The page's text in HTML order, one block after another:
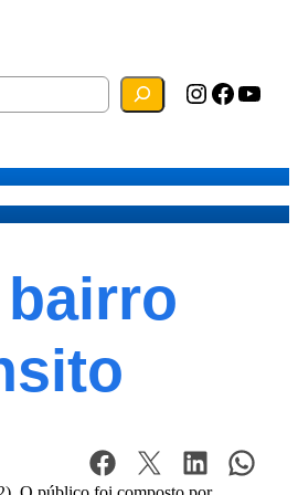
Instagram Facebook YouTube